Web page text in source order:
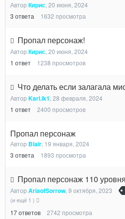
Автор Кирис, 20 июня, 2024
3 ответа 1632 просмотра
Пропал персонаж!
Автор Кирис, 20 июня, 2024
1 ответ 1238 просмотров
Что делать если залагала
Автор Karl.ik1, 28 февраля, 2024
1 ответ 2400 просмотров
Пропал персонаж
Автор Blair, 19 января, 2024
3 ответа 1893 просмотра
Пропал персонаж 110 уровня
Автор AriaofSorrow, 9 октября, 2023
(и ещё 1 )
17ответов 2742 просмотра